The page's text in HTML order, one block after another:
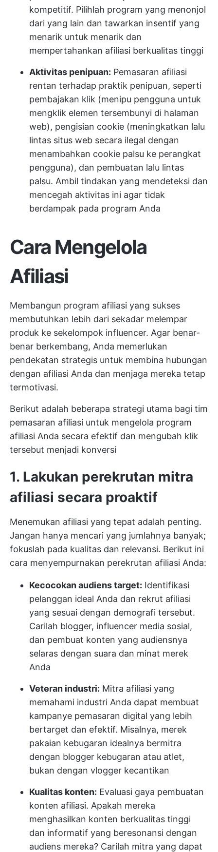
kompetitif. Pilihlah program yang menonjol
dari yang lain dan tawarkan insentif yang
menarik untuk menarik dan
mempertahankan afiliasi berkualitas tinggi
Aktivitas penipuan: Pemasaran afiliasi
rentan terhadap praktik penipuan, seperti
pembajakan klik (menipu pengguna untuk
mengklik elemen tersembunyi di halaman
web), pengisian cookie (meningkatkan lalu
lintas situs web secara ilegal dengan
menambahkan cookie palsu ke perangkat
pengguna), dan pembuatan lalu lintas
palsu. Ambil tindakan yang mendeteksi dan
mencegah aktivitas ini agar tidak
berdampak pada program Anda
Cara Mengelola
Afiliasi
Membangun program afiliasi yang sukses
membutuhkan lebih dari sekadar melempar
produk ke sekelompok influencer. Agar benar-
benar berkembang, Anda memerlukan
pendekatan strategis untuk membina hubungan
dengan afiliasi Anda dan menjaga mereka tetap
termotivasi.
Berikut adalah beberapa strategi utama bagi tim
pemasaran afiliasi untuk mengelola program
afiliasi Anda secara efektif dan mengubah klik
tersebut menjadi konversi
1. Lakukan perekrutan mitra
afiliasi secara proaktif
Menemukan afiliasi yang tepat adalah penting.
Jangan hanya mencari yang jumlahnya banyak;
fokuslah pada kualitas dan relevansi. Berikut ini
cara menyempurnakan perekrutan afiliasi Anda:
Kecocokan audiens target: Identifikasi
pelanggan ideal Anda dan rekrut afiliasi
yang sesuai dengan demografi tersebut.
Carilah blogger, influencer media sosial,
dan pembuat konten yang audiensnya
selaras dengan suara dan minat merek
Anda
Veteran industri: Mitra afiliasi yang
memahami industri Anda dapat membuat
kampanye pemasaran digital yang lebih
bertarget dan efektif. Misalnya, merek
pakaian kebugaran idealnya bermitra
dengan blogger kebugaran atau atlet,
bukan dengan vlogger kecantikan
Kualitas konten: Evaluasi gaya pembuatan
konten afiliasi. Apakah mereka
menghasilkan konten berkualitas tinggi
dan informatif yang beresonansi dengan
audiens mereka? Carilah mitra yang dapat